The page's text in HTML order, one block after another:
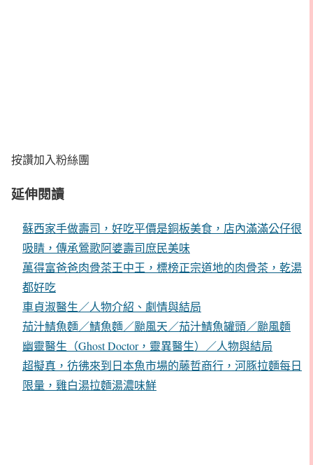
按讚加入粉絲團
延伸閱讀
蘇西家手做壽司，好吃平價是銅板美食，店內滿滿公仔很
吸睛，傳承鶯歌阿婆壽司庶民美味
萬得富爸爸肉骨茶王中王，標榜正宗道地的肉骨茶，乾湯
都好吃
車貞淑醫生／人物介紹、劇情與結局
茄汁鯖魚麵／鯖魚麵／颱風天／茄汁鯖魚罐頭／颱風麵
幽靈醫生（Ghost Doctor，靈異醫生）／人物與結局
超擬真，彷彿來到日本魚市場的藤哲商行，河豚拉麵每日
限量，雞白湯拉麵湯濃味鮮